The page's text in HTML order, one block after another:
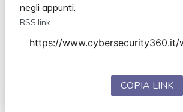
negli appunti.
RSS link
COPIA LINK